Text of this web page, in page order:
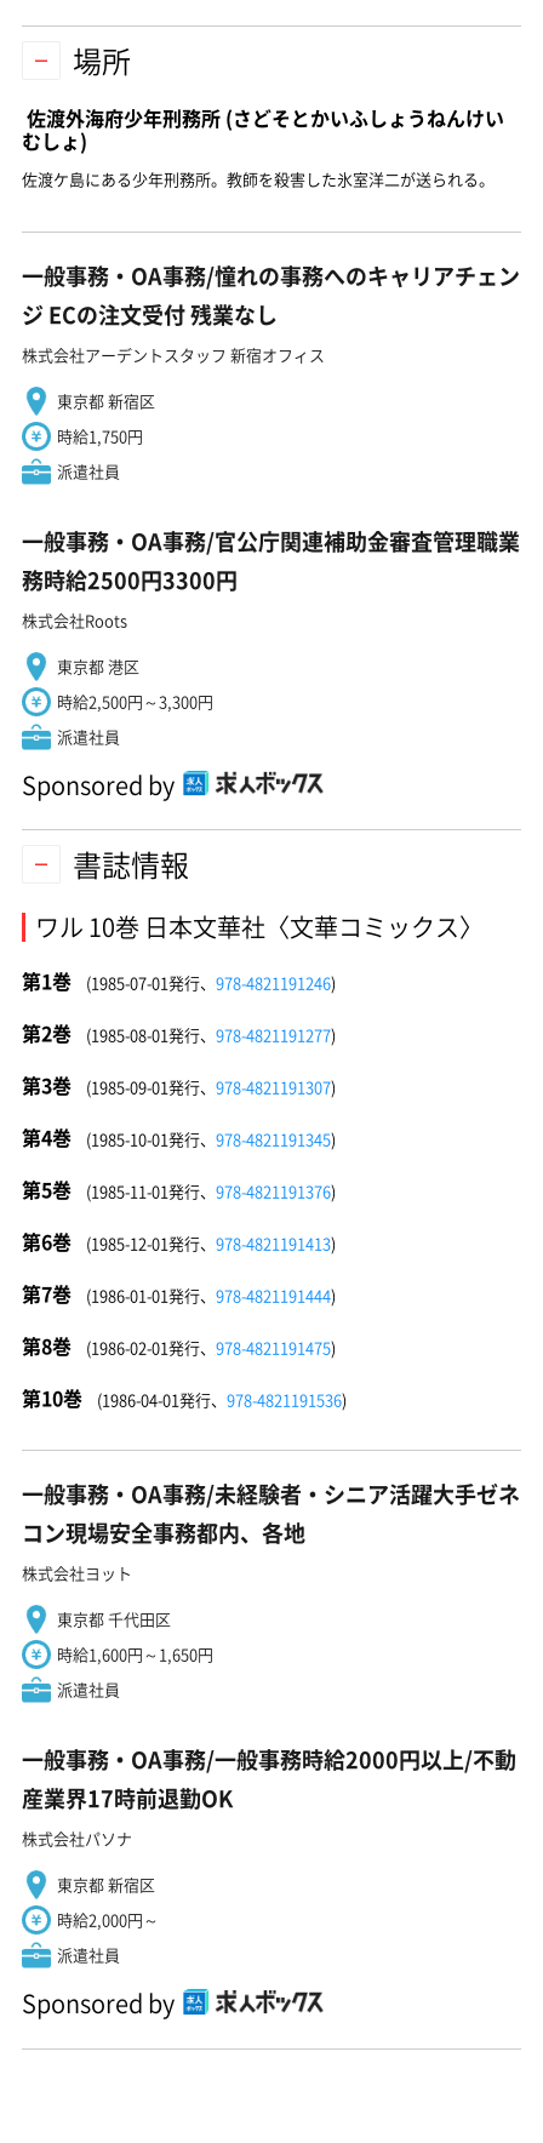
場所
佐渡外海府少年刑務所 (さどそとかいふしょうねんけい
むしょ)
佐渡ケ島にある少年刑務所。教師を殺害した氷室洋二が送られる。
一般事務・OA事務/憧れの事務へのキャリアチェン
ジ ECの注文受付 残業なし
株式会社アーデントスタッフ 新宿オフィス
東京都 新宿区
時給1,750円
派遣社員
一般事務・OA事務/官公庁関連補助金審査管理職業
務時給2500円3300円
株式会社Roots
東京都 港区
時給2,500円～3,300円
派遣社員
Sponsored by
書誌情報
ワル 10巻 日本文華社〈文華コミックス〉
第1巻 (1985-07-01発行、 978-4821191246)
第2巻 (1985-08-01発行、 978-4821191277)
第3巻 (1985-09-01発行、 978-4821191307)
第4巻 (1985-10-01発行、 978-4821191345)
第5巻 (1985-11-01発行、 978-4821191376)
第6巻 (1985-12-01発行、 978-4821191413)
第7巻 (1986-01-01発行、 978-4821191444)
第8巻 (1986-02-01発行、 978-4821191475)
第10巻 (1986-04-01発行、 978-4821191536)
一般事務・OA事務/未経験者・シニア活躍大手ゼネ
コン現場安全事務都内、各地
株式会社ヨット
東京都 千代田区
時給1,600円～1,650円
派遣社員
一般事務・OA事務/一般事務時給2000円以上/不動
産業界17時前退勤OK
株式会社パソナ
東京都 新宿区
時給2,000円～
派遣社員
Sponsored by